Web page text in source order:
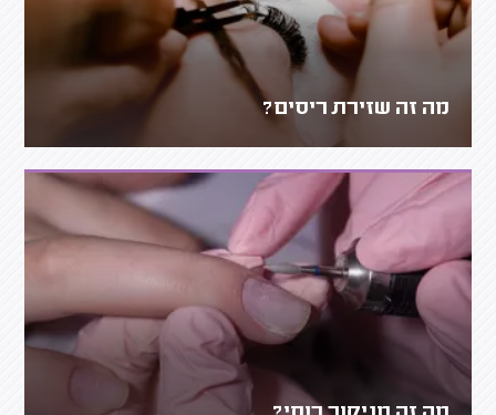
מה זה שזירת ריסים?